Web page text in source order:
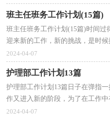
班主任班务工作计划(15篇)
班主任班务工作计划(15篇)时间
迎来新的工作，新的挑战，是时
在为写计划犯愁了吧？以下是小编
2024-04-07
护理部工作计划13篇
护理部工作计划13篇日子在弹指
作又进入新的阶段，为了在工作
一个详细的计划了。那么我们该怎
2024-04-07